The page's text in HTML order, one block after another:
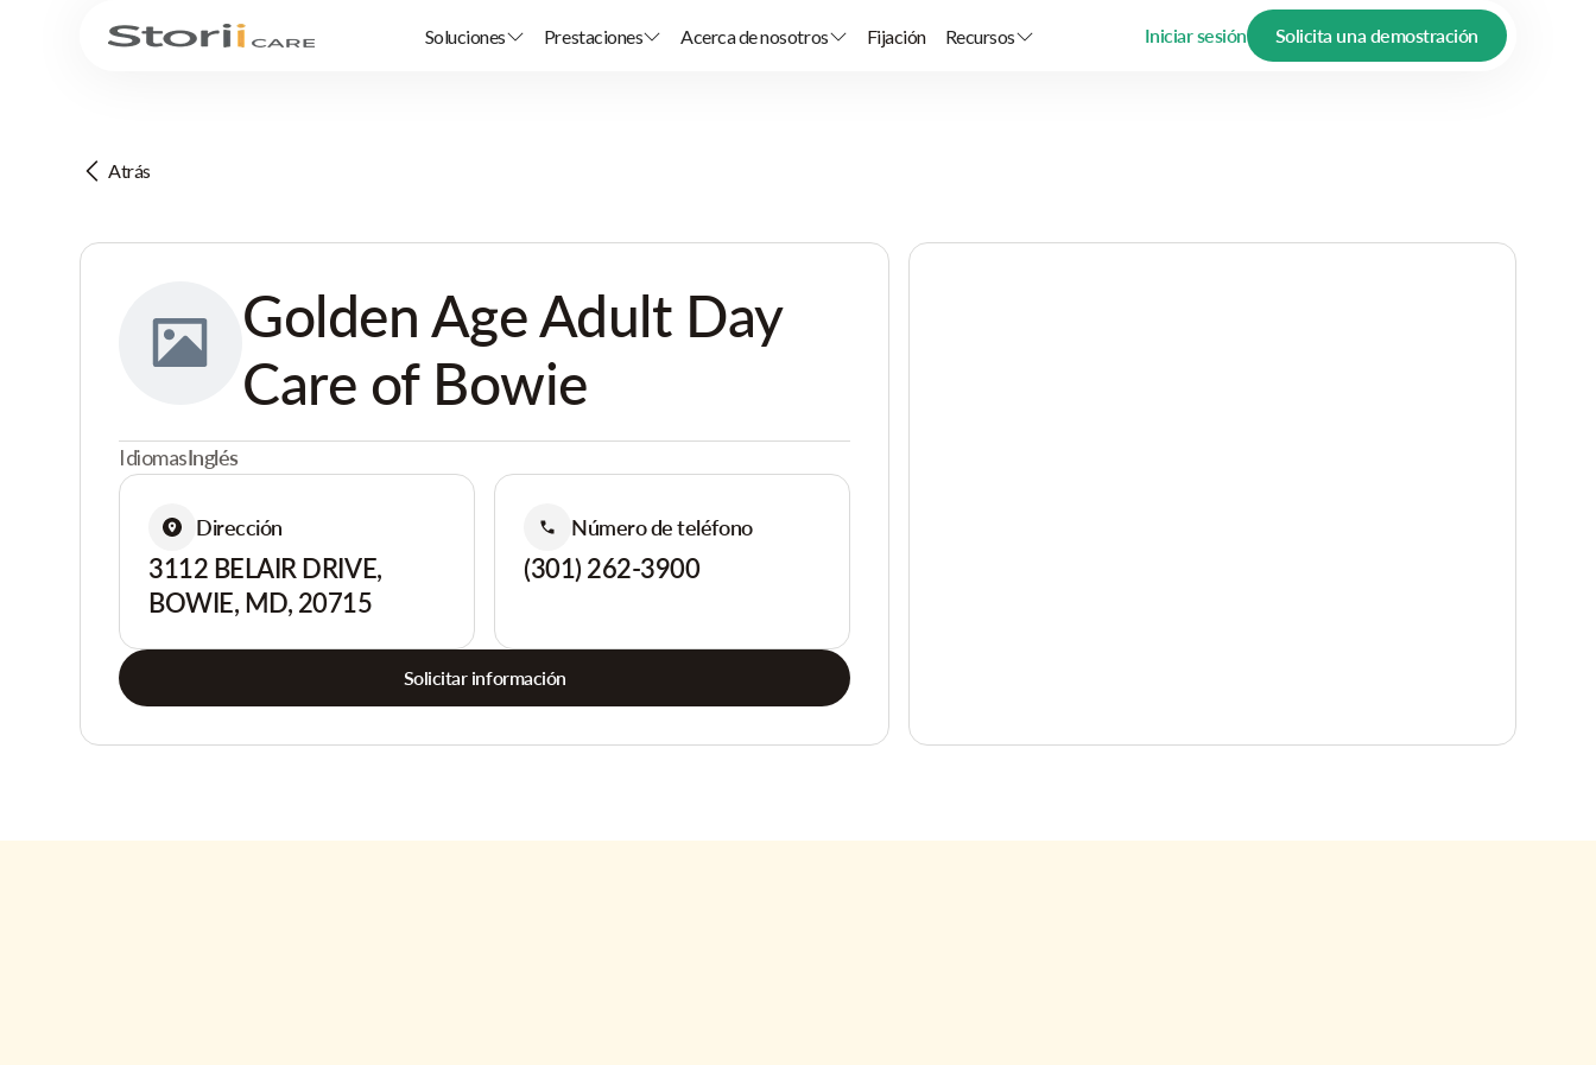
Soluciones Prestaciones Acerca de nosotros Fijación Recursos Iniciar sesión Solicita una demostración
Atrás
Golden Age Adult Day
Care of Bowie
IdiomasInglés
Dirección
3112 BELAIR DRIVE,
BOWIE, MD, 20715
Número de teléfono
(301) 262-3900
Solicitar información